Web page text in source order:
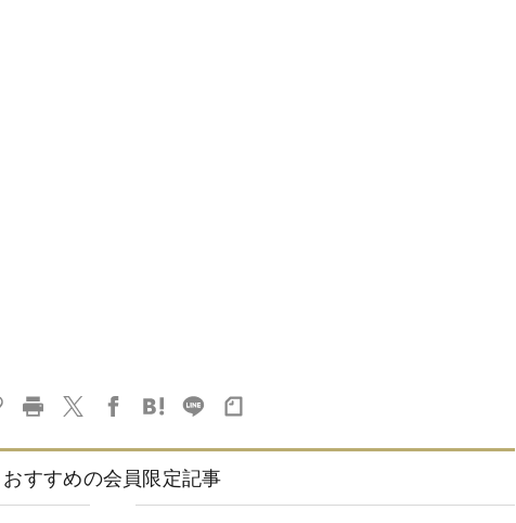
おすすめの会員限定記事